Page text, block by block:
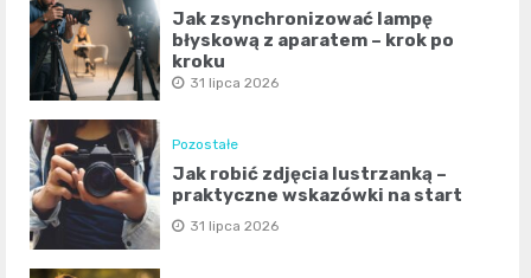
Jak zsynchronizować lampę
błyskową z aparatem – krok po
kroku
31 lipca 2026
Pozostałe
Jak robić zdjęcia lustrzanką –
praktyczne wskazówki na start
31 lipca 2026